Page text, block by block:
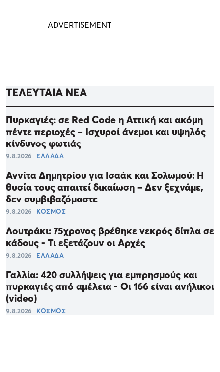
ΤΕΛΕΥΤΑΙΑ ΝΕΑ
Πυρκαγιές: σε Red Code η Αττική και ακόμη
πέντε περιοχές – Ισχυροί άνεμοι και υψηλός
κίνδυνος φωτιάς
9.8.2026 ΕΛΛΑΔΑ
Αννίτα Δημητρίου για Ισαάκ και Σολωμού: Η
θυσία τους απαιτεί δικαίωση – Δεν ξεχνάμε,
δεν συμβιβαζόμαστε
9.8.2026 ΚΟΣΜΟΣ
Λουτράκι: 75χρονος βρέθηκε νεκρός δίπλα σε
κάδους - Τι εξετάζουν οι Αρχές
9.8.2026 ΕΛΛΑΔΑ
Γαλλία: 420 συλλήψεις για εμπρησμούς και
πυρκαγιές από αμέλεια - Οι 166 είναι ανήλικοι
(video)
9.8.2026 ΚΟΣΜΟΣ